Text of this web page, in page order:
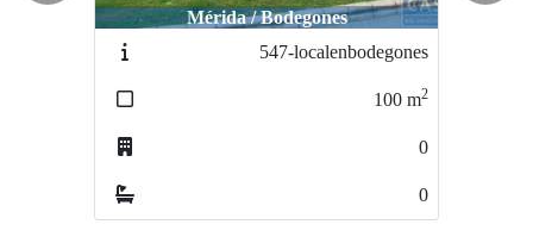
Mérida / Bodegones
547-localenbodegones
m2
Mérida / CENTRICO
2756-oficinaoapartamento